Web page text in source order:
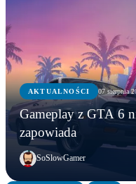
AKTUALNOŚCI 07 sierpnia
Gameplay z GTA 6
zapowiada
SoSlowGamer
GRY
Five Nights at
Fazbear’s Pizza
AKTUALNOŚCI
WWE chce zastrzec
Przypadek?
AKTUALNOŚCI
Gameplay z GTA 6
zapowiada